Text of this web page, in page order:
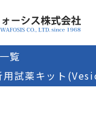
覧
用試薬キット